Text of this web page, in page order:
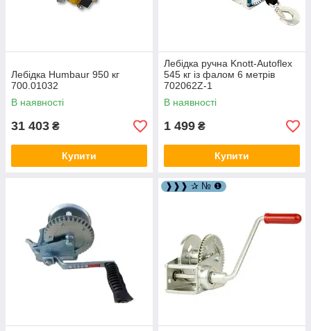
Лебідка Humbaur 950 кг
700.01032
В наявності
31 403 ₴
Купити
Лебідка ручна Knott-Autoflex
545 кг із фалом 6 метрів
702062Z-1
В наявності
1 499 ₴
Купити
❱❱❱ ✰ № ❶